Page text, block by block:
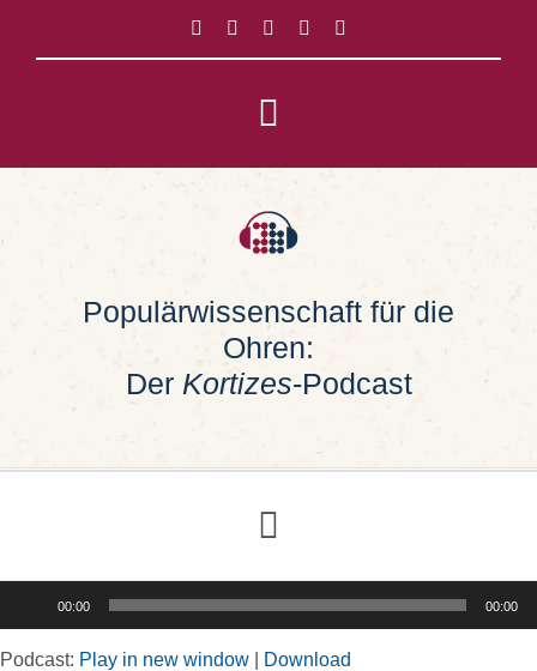
springen
Toggle
Navigation
Impressum
Populärwissenschaft für die
Ohren:
Der Kortizes-Podcast
Toggle
Navigation
00:00 00:00
Podcast: Play in new window Download